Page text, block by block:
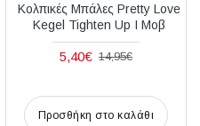
Κολπικές Μπάλες Pretty Love
Kegel Tighten Up I Μοβ
5,40€ 14,95€
Προσθήκη στο καλάθι